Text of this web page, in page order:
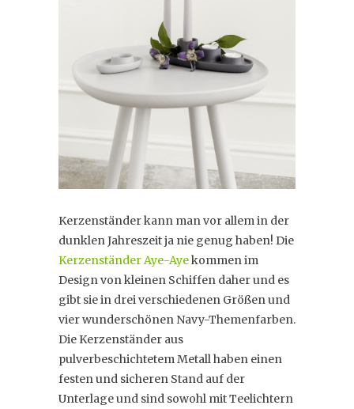
Kerzenständer kann man vor allem in der
dunklen Jahreszeit ja nie genug haben! Die
Kerzenständer Aye-Ayekommen im
Design von kleinen Schiffen daher und es
gibt sie in drei verschiedenen Größen und
vier wunderschönen Navy-Themenfarben.
Die Kerzenständer aus
pulverbeschichtetem Metall haben einen
festen und sicheren Stand auf der
Unterlage und sind sowohl mit Teelichtern